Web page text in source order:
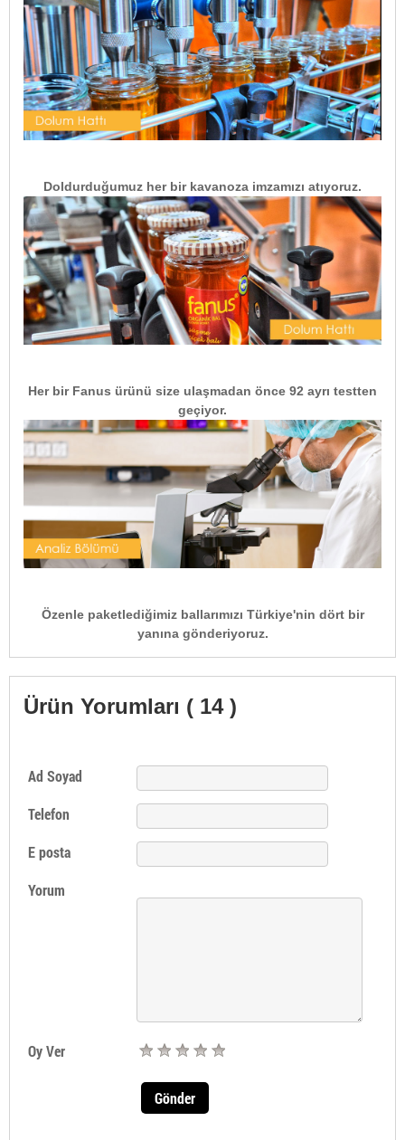
Doldurduğumuz her bir kavanoza imzamızı atıyoruz.
Her bir Fanus ürünü size ulaşmadan önce 92 ayrı testten
geçiyor.
Özenle paketlediğimiz ballarımızı Türkiye'nin dört bir
yanına gönderiyoruz.
Ürün Yorumları ( 14 )
Ad Soyad
Telefon
E posta
Yorum
Oy Ver
Gönder